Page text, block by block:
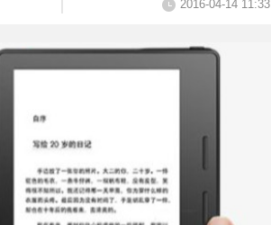
2016-04-14 11:33